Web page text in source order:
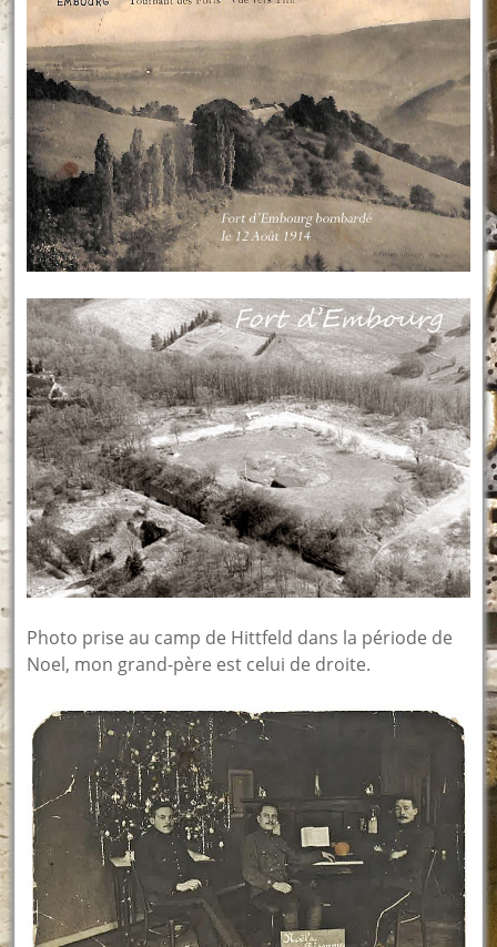
Photo prise au camp de Hittfeld dans la période de
Noel, mon grand-père est celui de droite.